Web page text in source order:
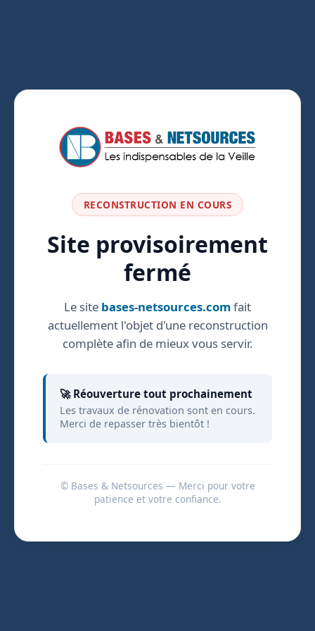
RECONSTRUCTION EN COURS
Site provisoirement
fermé
Le site bases-netsources.comfait
actuellement l'objet d'une reconstruction
complète afin de mieux vous servir.
🚀 Réouverture tout prochainement
Les travaux de rénovation sont en cours.
Merci de repasser très bientôt !
© Bases & Netsources — Merci pour votre
patience et votre confiance.